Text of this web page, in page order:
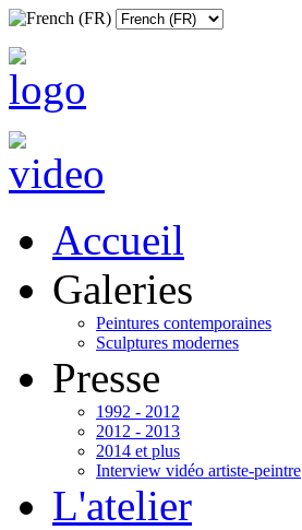
Accueil
Galeries
Peintures contemporaines
Sculptures modernes
Presse
1992 - 2012
2012 - 2013
2014 et plus
Interview vidéo artiste-peintre
L'atelier